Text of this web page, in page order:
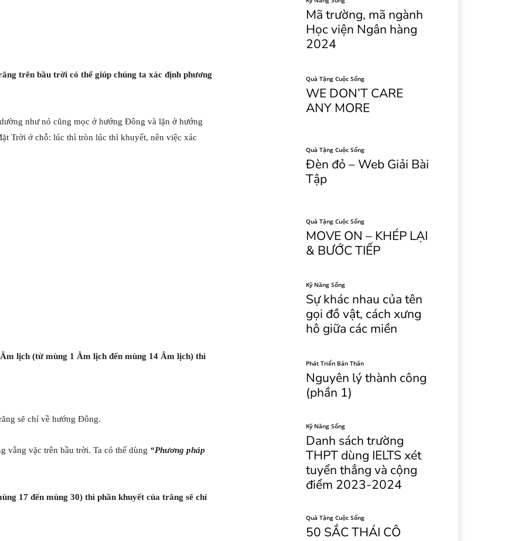
trên bầu trời có thể giúp chúng ta xác định phương
như nó cũng mọc ở hướng Đông và lặn ở hướng
Trời ở chỗ: lúc thì tròn lúc thì khuyết, nên việc xác
lịch (từ mùng 1 Âm lịch đến mùng 14 Âm lịch) thì
sẽ chỉ về hướng Đông.
vằng vặc trên bầu trời. Ta có thể dùng “Phương pháp
17 đến mùng 30) thì phần khuyết của trăng sẽ chỉ
Mã trường, mã ngành
Học viện Ngân hàng
2024
Quà Tặng Cuộc Sống
WE DON’T CARE
ANY MORE
Quà Tặng Cuộc Sống
Đèn đỏ – Web Giải Bài
Tập
Quà Tặng Cuộc Sống
MOVE ON – KHÉP LẠI
& BƯỚC TIẾP
Kỹ Năng Sống
Sự khác nhau của tên
gọi đồ vật, cách xưng
hô giữa các miền
Phát Triển Bản Thân
Nguyên lý thành công
(phần 1)
Kỹ Năng Sống
Danh sách trường
THPT dùng IELTS xét
tuyển thẳng và cộng
điểm 2023-2024
Quà Tặng Cuộc Sống
50 SẮC THÁI CÔ